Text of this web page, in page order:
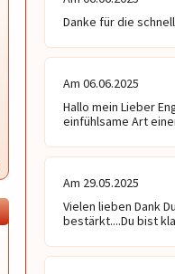
innere Mitte zu bringen ❤ ️ Für mehr
Leichtigkeit und Freude durchs
Leben zu gehen.
Danke für die
Am 06.06.2025
Hallo mein Lieber
einfühlsame Art
Am 29.05.2025
Vielen lieben Dank
bestärkt....Du bist